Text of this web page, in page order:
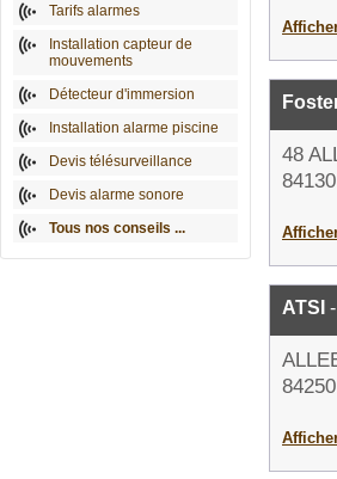
Tarifs alarmes
Installation capteur de
mouvements
Détecteur d'immersion
Installation alarme piscine
Devis télésurveillance
Devis alarme sonore
Tous nos conseils ...
48
ATSI